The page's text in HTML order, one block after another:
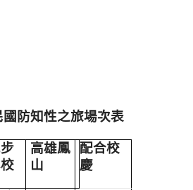
防知性之旅場次表
高雄鳳
山
配合校
慶